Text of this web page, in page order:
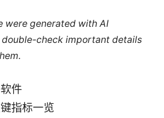
were generated with AI
double-check important details
件
指标一览